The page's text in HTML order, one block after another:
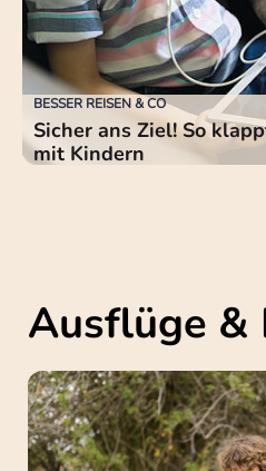
BESSER REISEN & CO
Sicher ans Ziel! So
mit Kindern
Ausflüge &